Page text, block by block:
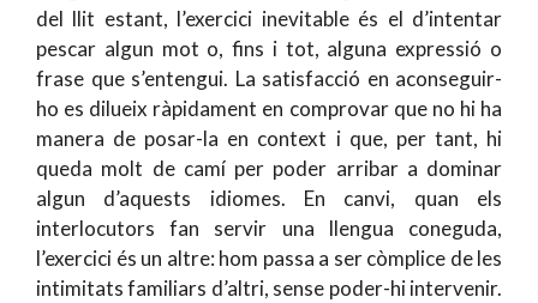
del llit estant, l’exercici inevitable és el d’intentar
pescar algun mot o, fins i tot, alguna expressió o
frase que s’entengui. La satisfacció en aconseguir-
ho es dilueix ràpidament en comprovar que no hi ha
manera de posar-la en context i que, per tant, hi
queda molt de camí per poder arribar a dominar
algun d’aquests idiomes. En canvi, quan els
interlocutors fan servir una llengua coneguda,
l’exercici és un altre: hom passa a ser còmplice de les
intimitats familiars d’altri, sense poder-hi intervenir.